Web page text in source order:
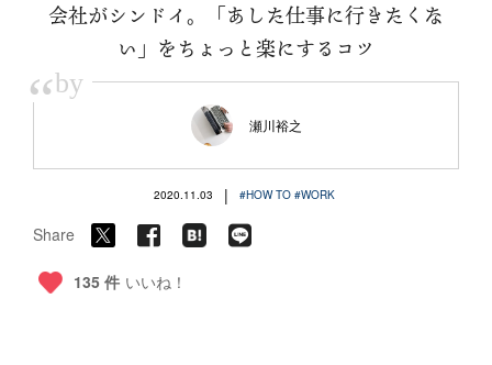
会社がシンドイ。「あした仕事に行きたくな
い」をちょっと楽にするコツ
“by
瀬川裕之
2020.11.03 | #HOW TO #WORK
Share
135 件 いいね！